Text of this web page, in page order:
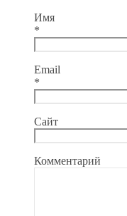
Имя
*
Email
*
Сайт
Комментарий